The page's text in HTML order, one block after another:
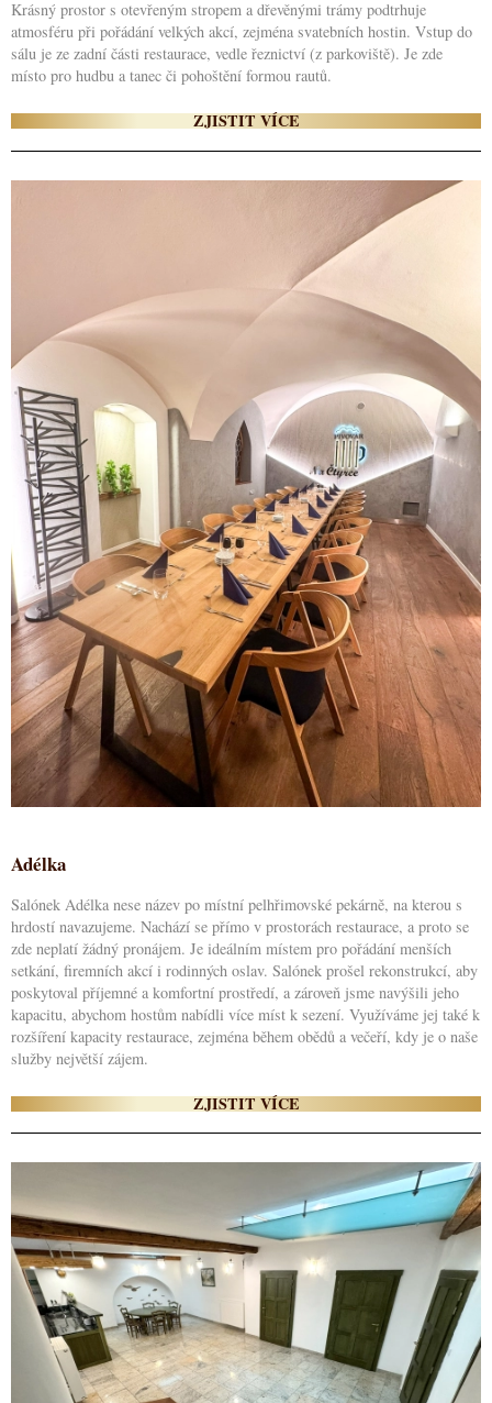
Krásný prostor s otevřeným stropem a dřevěnými trámy podtrhuje
atmosféru při pořádání velkých akcí, zejména svatebních hostin. Vstup do
sálu je ze zadní části restaurace, vedle řeznictví (z parkoviště). Je zde
místo pro hudbu a tanec či pohoštění formou rautů.
ZJISTIT VÍCE
Adélka
Salónek Adélka nese název po místní pelhřimovské pekárně, na kterou s
hrdostí navazujeme. Nachází se přímo v prostorách restaurace, a proto se
zde neplatí žádný pronájem. Je ideálním místem pro pořádání menších
setkání, firemních akcí i rodinných oslav. Salónek prošel rekonstrukcí, aby
poskytoval příjemné a komfortní prostředí, a zároveň jsme navýšili jeho
kapacitu, abychom hostům nabídli více míst k sezení. Využíváme jej také k
rozšíření kapacity restaurace, zejména během obědů a večeří, kdy je o naše
služby největší zájem.
ZJISTIT VÍCE